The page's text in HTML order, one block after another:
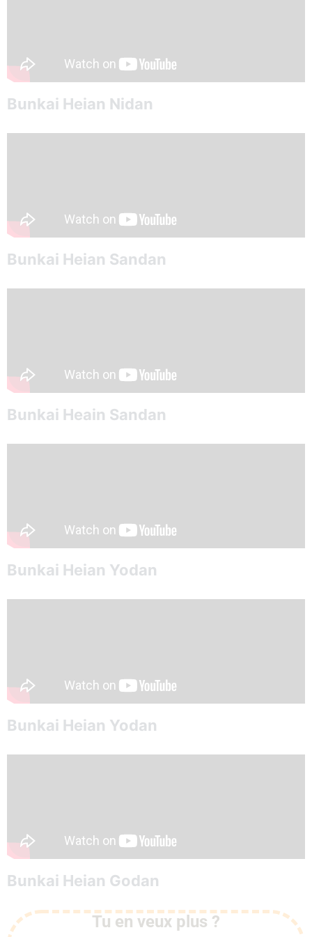
Bunkai Heian Nidan
Bunkai Heian Sandan
Bunkai Heain Sandan
Bunkai Heian Yodan
Bunkai Heian Yodan
Bunkai Heian Godan
Tu en veux plus ?